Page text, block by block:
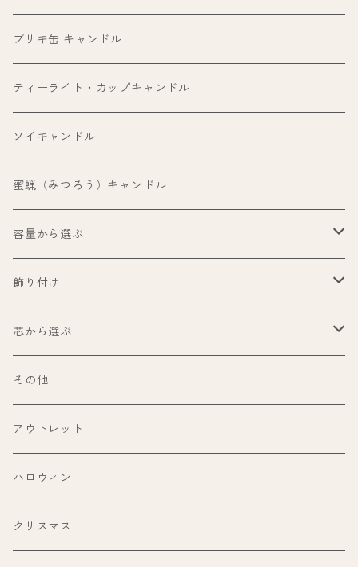
ブリキ缶 キャンドル
ティーライト・カップキャンドル
ソイキャンドル
蜜蝋（みつろう）キャンドル
容量から選ぶ
99ml以下
100ml〜199ml
200ml〜299ml
300ml以上
飾り付け
パロサント
ホワイトセージ
パワーストーン
ヒマラヤ岩塩（ピンクソルト）
フラワー
芯から選ぶ
ウッドウィック（木芯）
糸芯
その他
その他
アウトレット
ハロウィン
クリスマス